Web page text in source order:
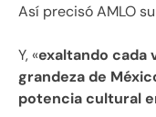
Así precisó AMLO
Y, «exaltando cada
grandeza de
potencia cultural